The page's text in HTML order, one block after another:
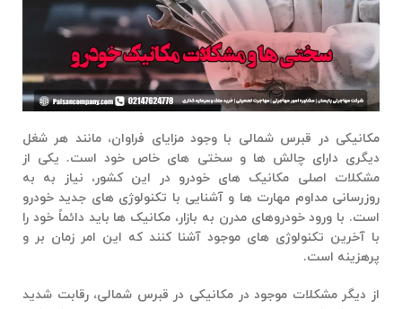
مکانیکی در قبرس شمالی با وجود مزایای فراوان، مانند هر شغل
دیگری دارای چالش ها و سختی های خاص خود است. یکی از
مشکلات اصلی مکانیک های خودرو در این کشور، نیاز به به
روزرسانی مداوم مهارت ها و آشنایی با تکنولوژی های جدید خودرو
است. با ورود خودروهای مدرن به بازار، مکانیک ها باید دائماً خود را
با آخرین تکنولوژی های موجود آشنا کنند که این امر زمان بر و
پرهزینه است.
از دیگر مشکلات موجود در مکانیکی در قبرس شمالی، رقابت شدید